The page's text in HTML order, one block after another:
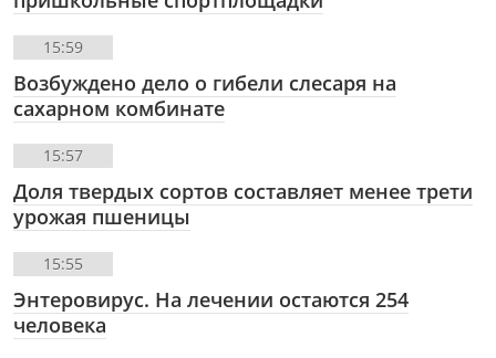
15:59
Возбуждено дело о гибели слесаря на
сахарном комбинате
15:57
Доля твердых сортов составляет менее трети
урожая пшеницы
15:55
Энтеровирус. На лечении остаются 254
человека